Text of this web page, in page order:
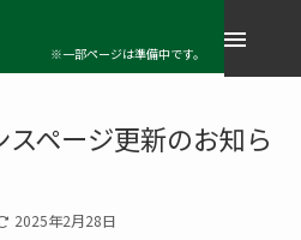
※一部ページは準備中です。
ページ更新のお知ら
2025年2月28日